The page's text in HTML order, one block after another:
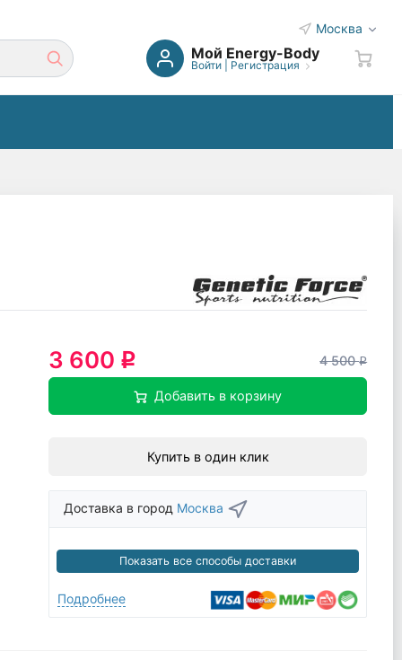
Москва
Мой Energy-Body
Войти| Регистрация
3 600 q 4 500q
Добавить в корзину
Купить в один клик
Доставка в город Москва
Показать все способы доставки
Подробнее